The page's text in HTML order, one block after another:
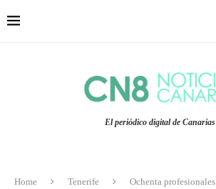
El periódico digital de Canarias
Home Tenerife
Ochenta